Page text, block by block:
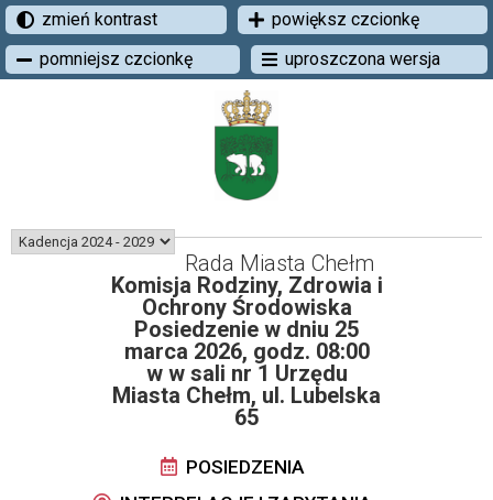
zmień kontrast
powiększ czcionkę
pomniejsz czcionkę
uproszczona wersja
Rada Miasta Chełm
Komisja Rodziny, Zdrowia i
Ochrony Środowiska
Posiedzenie w dniu 25
marca 2026, godz. 08:00
w w sali nr 1 Urzędu
Miasta Chełm, ul. Lubelska
65
POSIEDZENIA